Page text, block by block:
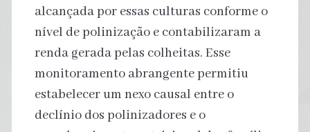
alcançada por essas culturas conforme o
nível de polinização e contabilizaram a
renda gerada pelas colheitas. Esse
monitoramento abrangente permitiu
estabelecer um nexo causal entre o
declínio dos polinizadores e o